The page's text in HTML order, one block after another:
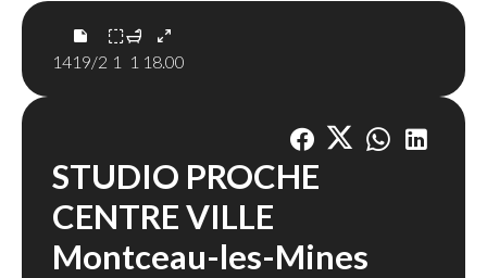
1419/2 1 1 18.00
STUDIO PROCHE
CENTRE VILLE
Montceau-les-Mines